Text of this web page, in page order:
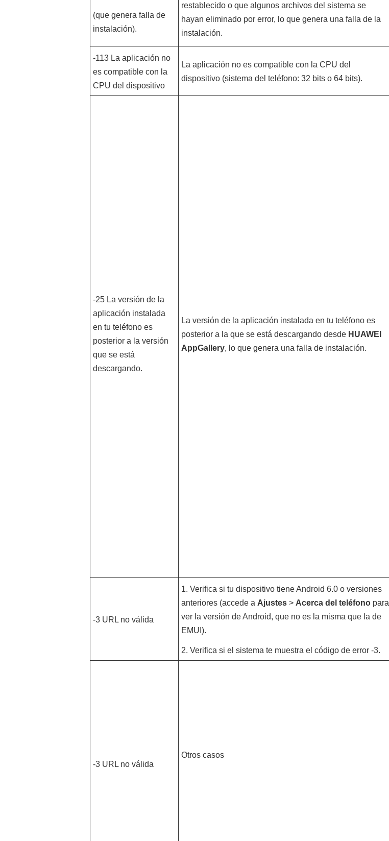
(que genera falla de
instalación).
restablecido o que algunos archivos del sistema se
hayan eliminado por error, lo que genera una falla de la
instalación.
-113 La aplicación no
es compatible con la
CPU del dispositivo
La aplicación no es compatible con la CPU del
dispositivo (sistema del teléfono: 32 bits o 64 bits).
-25 La versión de la
aplicación instalada
en tu teléfono es
posterior a la versión
que se está
descargando.
La versión de la aplicación instalada en tu teléfono es
posterior a la que se está descargando desde HUAWEI
AppGallery, lo que genera una falla de instalación.
-3 URL no válida
1. Verifica si tu dispositivo tiene Android 6.0 o versiones
anteriores (accede a Ajustes> Acerca del teléfonopara
ver la versión de Android, que no es la misma que la de
EMUI).
2. Verifica si el sistema te muestra el código de error -3.
-3 URL no válida
Otros casos